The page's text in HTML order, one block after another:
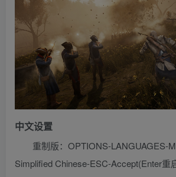
中文设置
重制版：OPTIONS-LANGUAGES-
Simplified Chinese-ESC-Accept(Enter重